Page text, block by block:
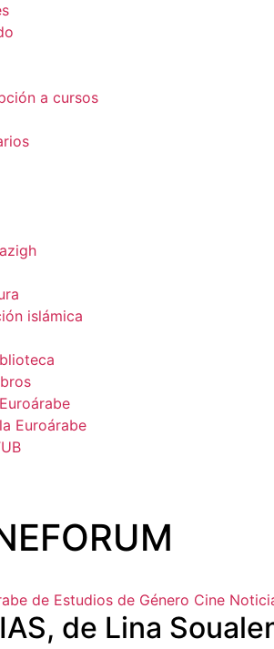
a cursos
islámica
Euroárabe
de Estudios de Género Cine
de Lina